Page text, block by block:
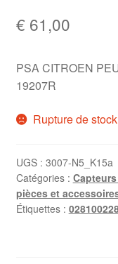
€ 61,00
PSA CITROEN
19207R
Rupture de stock
UGS : 3007-N5_K15a
Catégories :
pièces et
Étiquettes :